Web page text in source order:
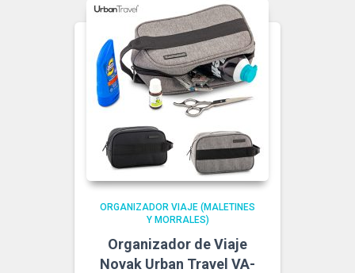
ORGANIZADOR VIAJE (MALETINES
Y MORRALES)
Organizador de Viaje
Novak Urban Travel VA-